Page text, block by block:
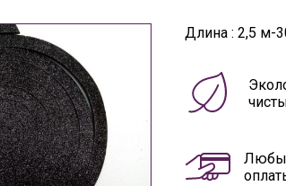
Длина : 2,5 м-